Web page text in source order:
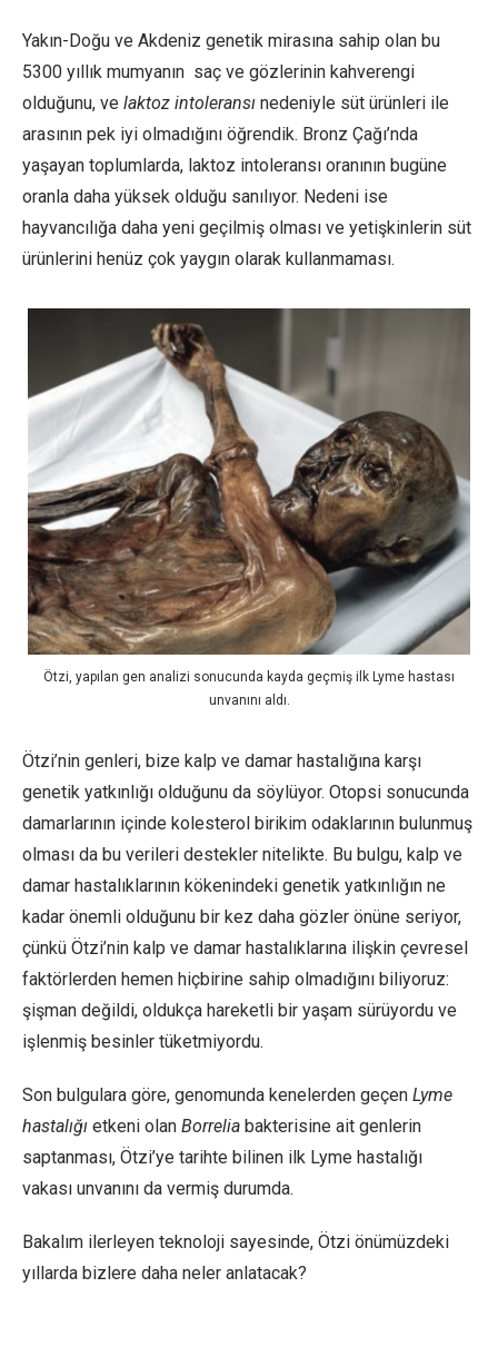
Yakın-Doğu ve Akdeniz genetik mirasına sahip olan bu
5300 yıllık mumyanın saç ve gözlerinin kahverengi
olduğunu, ve laktoz intoleransı nedeniyle süt ürünleri ile
arasının pek iyi olmadığını öğrendik. Bronz Çağı’nda
yaşayan toplumlarda, laktoz intoleransı oranının bugüne
oranla daha yüksek olduğu sanılıyor. Nedeni ise
hayvancılığa daha yeni geçilmiş olması ve yetişkinlerin süt
ürünlerini henüz çok yaygın olarak kullanmaması.
Ötzi, yapılan gen analizi sonucunda kayda geçmiş ilk Lyme hastası
unvanını aldı.
Ötzi’nin genleri, bize kalp ve damar hastalığına karşı
genetik yatkınlığı olduğunu da söylüyor. Otopsi sonucunda
damarlarının içinde kolesterol birikim odaklarının bulunmuş
olması da bu verileri destekler nitelikte. Bu bulgu, kalp ve
damar hastalıklarının kökenindeki genetik yatkınlığın ne
kadar önemli olduğunu bir kez daha gözler önüne seriyor,
çünkü Ötzi’nin kalp ve damar hastalıklarına ilişkin çevresel
faktörlerden hemen hiçbirine sahip olmadığını biliyoruz:
şişman değildi, oldukça hareketli bir yaşam sürüyordu ve
işlenmiş besinler tüketmiyordu.
Son bulgulara göre, genomunda kenelerden geçen Lyme
hastalığı etkeni olan Borrelia bakterisine ait genlerin
saptanması, Ötzi’ye tarihte bilinen ilk Lyme hastalığı
vakası unvanını da vermiş durumda.
Bakalım ilerleyen teknoloji sayesinde, Ötzi önümüzdeki
yıllarda bizlere daha neler anlatacak?